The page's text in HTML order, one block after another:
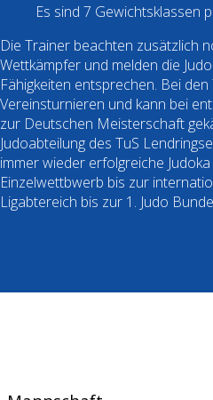
Es sind 7 Gewichtsklassen
Die Trainer beachten zusätzlich
Wettkämpfer und melden die
Fähigkeiten entsprechen. Bei
Vereinsturnieren und kann bei
zur Deutschen Meisterschaft
Judoabteilung des TuS
immer wieder erfolgreiche
Einzelwettbwerb bis zur
Ligabtereich bis zur 1. Judo